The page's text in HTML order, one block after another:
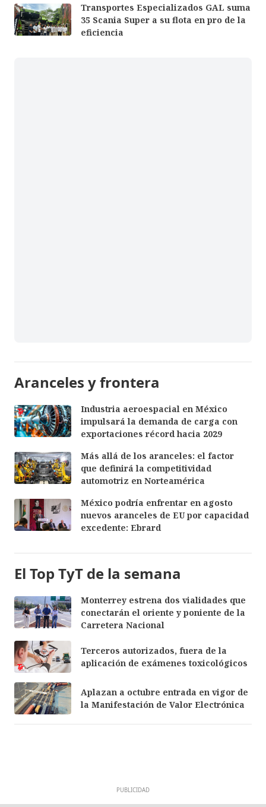
Transportes Especializados GAL suma
35 Scania Super a su flota en pro de la
eficiencia
Aranceles y frontera
Industria aeroespacial en México
impulsará la demanda de carga con
exportaciones récord hacia 2029
Más allá de los aranceles: el factor
que definirá la competitividad
automotriz en Norteamérica
México podría enfrentar en agosto
nuevos aranceles de EU por capacidad
excedente: Ebrard
El Top TyT de la semana
Monterrey estrena dos vialidades que
conectarán el oriente y poniente de la
Carretera Nacional
Terceros autorizados, fuera de la
aplicación de exámenes toxicológicos
Aplazan a octubre entrada en vigor de
la Manifestación de Valor Electrónica
PUBLICIDAD